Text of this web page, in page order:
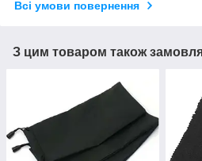
Всі умови повернення
З цим товаром також